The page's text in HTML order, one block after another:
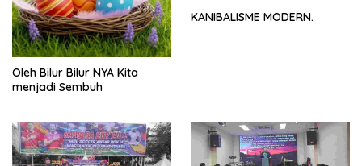
Oleh Bilur Bilur NYA Kita
menjadi Sembuh
KANIBALISME MODERN.